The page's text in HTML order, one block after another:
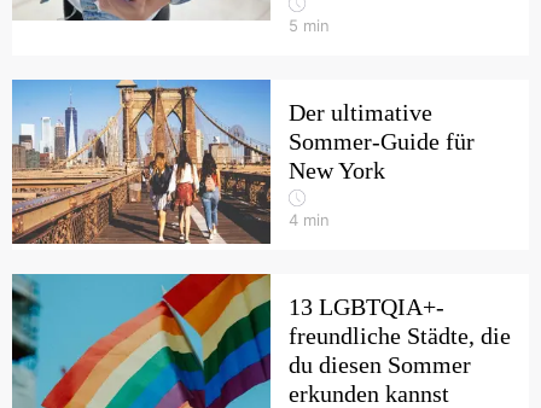
5 min
Der ultimative
Sommer-Guide für
New York
4 min
13 LGBTQIA+-
freundliche Städte, die
du diesen Sommer
erkunden kannst